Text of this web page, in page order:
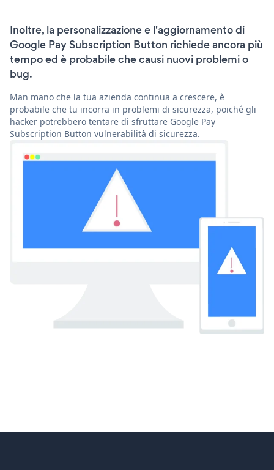
Inoltre, la personalizzazione e l'aggiornamento di
Google Pay Subscription Button richiede ancora più
tempo ed è probabile che causi nuovi problemi o
bug.
Man mano che la tua azienda continua a crescere, è
probabile che tu incorra in problemi di sicurezza, poiché gli
hacker potrebbero tentare di sfruttare Google Pay
Subscription Button vulnerabilità di sicurezza.